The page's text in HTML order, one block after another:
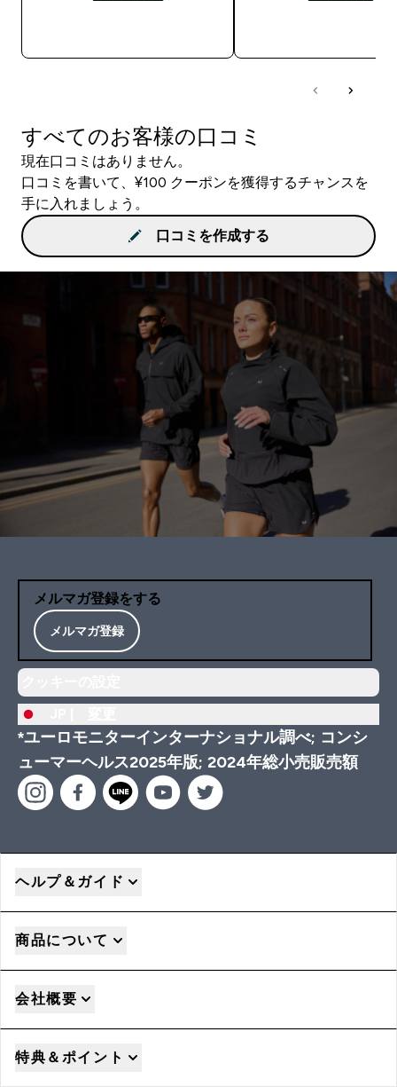
すべてのお客様の口コミ
現在口コミはありません。
口コミを書いて、¥100 クーポンを獲得するチャンスを
手に入れましょう。
口コミを作成する
メルマガ登録をする
メルマガ登録
*ユーロモニターインターナショナル調べ; コンシ
ューマーヘルス2025年版; 2024年総小売販売額
ヘルプ＆ガイド
商品について
会社概要
特典＆ポイント